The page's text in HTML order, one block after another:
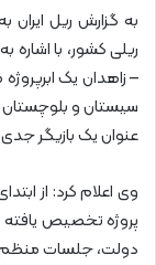
به گزارش ریل ایران
ریلی کشور، با اشاره
– زاهدان یک
سیستان و بلوچستان
عنوان یک بازیگر جدی
پروژه تخصیص
دولت، جلسات منظم